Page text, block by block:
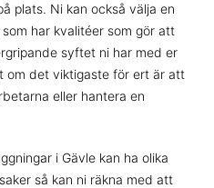
plats. Ni kan också välja en
har kvalitéer som gör att
syftet ni har med er
om det viktigaste för ert är att
eller hantera en
i Gävle kan ha olika
så kan ni räkna med att